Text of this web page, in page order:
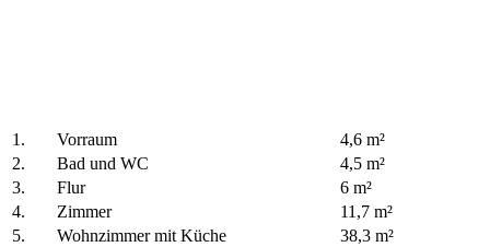
1. Vorraum
4,6 m²
2.
Bad und WC
4,5 m²
3.
Flur
6 m²
4.
Zimmer
11,7 m²
5.
Wohnzimmer mit Küche
38,3 m²